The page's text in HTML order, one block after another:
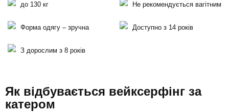
до 130 кг Не рекомендується вагітним
Форма одягу – зручна Доступно з 14 років
З дорослим з 8 років
Як відбувається вейксерфінг за
катером